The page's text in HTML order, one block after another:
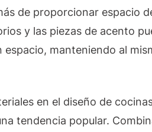
de proporcionar espacio
y las piezas de acento
espacio, manteniendo al
en el diseño de
tendencia popular.